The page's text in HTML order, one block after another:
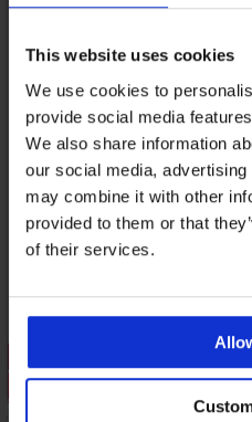
This website uses cookies
We use cookies to
provide social media
We also share information
our social media,
may combine it with other
provided to them or that
of their services.
Rasprodaja